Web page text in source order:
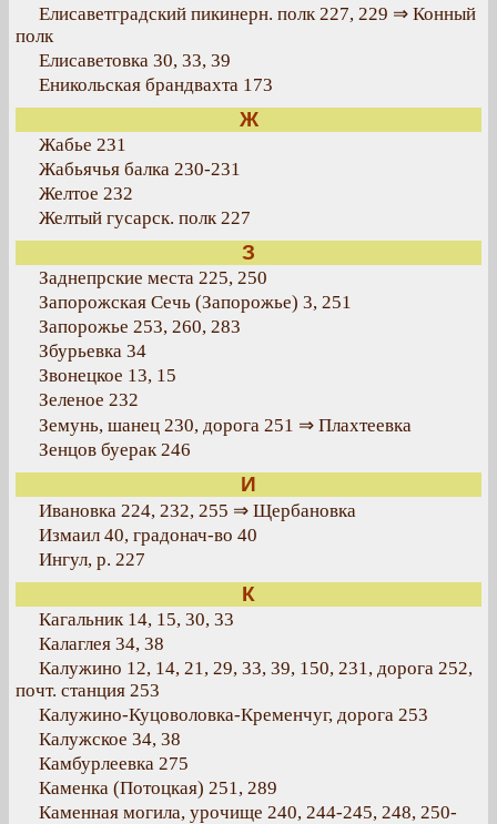
Елисаветградский пикинерн. полк 227, 229 ⇒ Конный
полк
Елисаветовка 30, 33, 39
Еникольская брандвахта 173
Ж
Жабье 231
Жабьячья балка 230-231
Желтое 232
Желтый гусарск. полк 227
З
Заднепрские места 225, 250
Запорожская Сечь (Запорожье) 3, 251
Запорожье 253, 260, 283
Збурьевка 34
Звонецкое 13, 15
Зеленое 232
Земунь, шанец 230, дорога 251 ⇒ Плахтеевка
Зенцов буерак 246
И
Ивановка 224, 232, 255 ⇒ Щербановка
Измаил 40, градонач-во 40
Ингул, р. 227
К
Кагальник 14, 15, 30, 33
Калаглея 34, 38
Калужино 12, 14, 21, 29, 33, 39, 150, 231, дорога 252,
почт. станция 253
Калужино-Куцоволовка-Кременчуг, дорога 253
Калужское 34, 38
Камбурлеевка 275
Каменка (Потоцкая) 251, 289
Каменная могила, урочище 240, 244-245, 248, 250-